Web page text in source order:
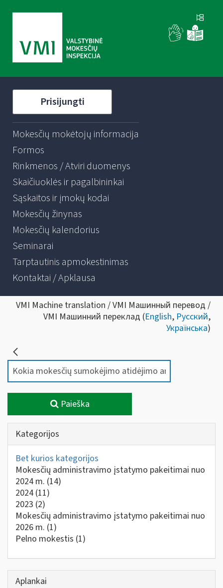
Prisijungti
Mokesčių mokėtojų informacija
Formos
Rinkmenos / Atviri duomenys
Skaičiuoklės ir pagalbininkai
Sąskaitos ir įmokų kodai
Mokesčių žinynas
Mokesčių kalendorius
Seminarai
Tarptautinis apmokestinimas
Kontaktai / Apklausa
VMI Machine translation / VMI Машинный перевод /
VMI Машинний переклад (English, Русский,
Українська)
Paieška
Kategorijos
Bet kurios kategorijos
Mokesčių administravimo įstatymo pakeitimai nuo
2024 m. (14)
2024 (11)
2023 (2)
Mokesčių administravimo įstatymo pakeitimai nuo
2026 m. (1)
Pelno mokestis (1)
Aplankai